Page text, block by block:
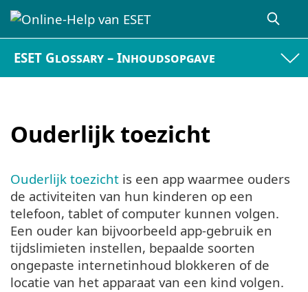
ESET Glossary – Inhoudsopgave
Ouderlijk toezicht
Ouderlijk toezicht is een app waarmee ouders
de activiteiten van hun kinderen op een
telefoon, tablet of computer kunnen volgen.
Een ouder kan bijvoorbeeld app-gebruik en
tijdslimieten instellen, bepaalde soorten
ongepaste internetinhoud blokkeren of de
locatie van het apparaat van een kind volgen.